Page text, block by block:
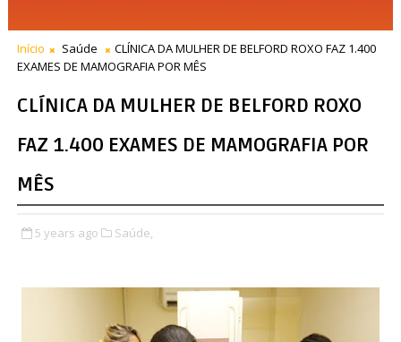
Início Saúde
CLÍNICA DA MULHER DE BELFORD ROXO FAZ 1.400
EXAMES DE MAMOGRAFIA POR MÊS
CLÍNICA DA MULHER DE BELFORD ROXO
FAZ 1.400 EXAMES DE MAMOGRAFIA POR
MÊS
5 years ago Saúde,